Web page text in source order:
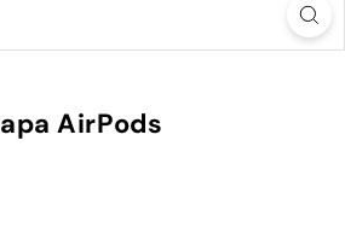
AirPods